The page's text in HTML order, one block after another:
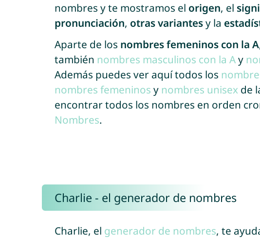
nombres y te mostramos el origen, el
pronunciación, otras variantesy la
Aparte de los nombres femeninos con la A
también nombres masculinos con la Ay
Además puedes ver aquí todos los
nombres femeninos y nombres unisexde
encontrar todos los nombres en orden
Nombres.
Charlie - el generador de nombres
Charlie, el generador de nombres, te